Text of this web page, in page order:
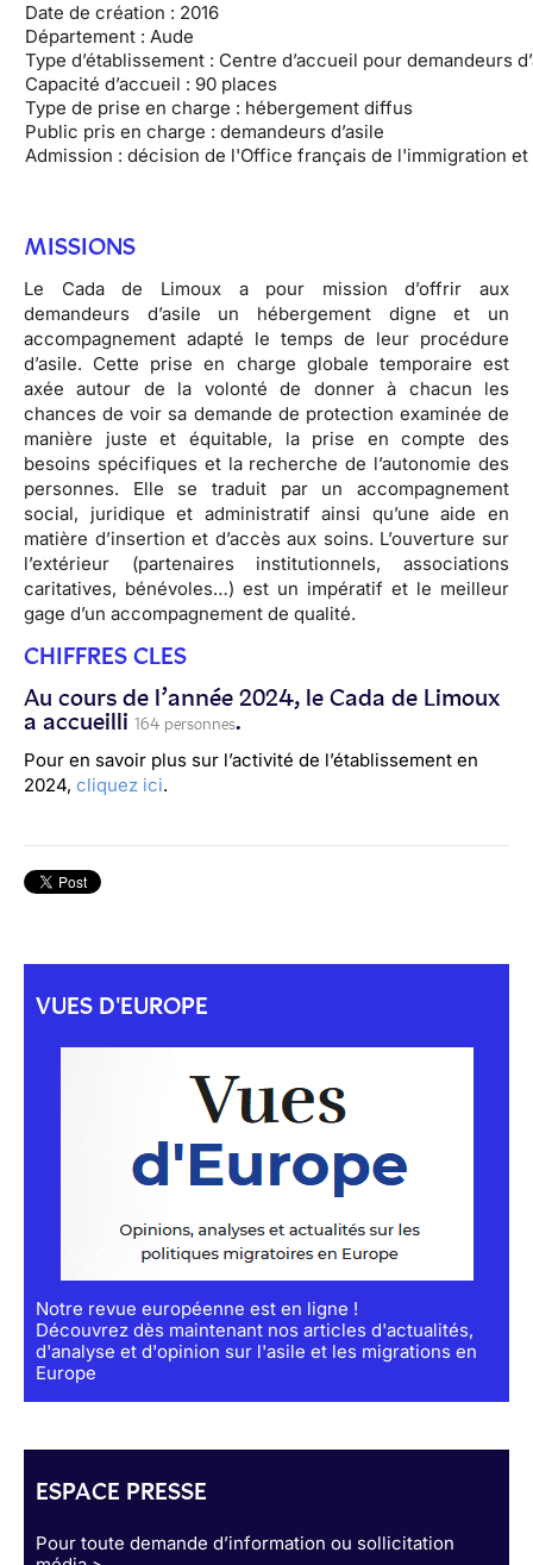
Date de création : 2016
Département : Aude
Type d’établissement : Centre d’accueil pour demandeurs
Capacité d’accueil : 90 places
Type de prise en charge : hébergement diffus
Public pris en charge : demandeurs d’asile
Admission : décision de l'Office français de l'immigration
MISSIONS
Le Cada de Limoux a pour mission d’offrir aux
demandeurs d’asile un hébergement digne et un
accompagnement adapté le temps de leur procédure
d’asile. Cette prise en charge globale temporaire est
axée autour de la volonté de donner à chacun les
chances de voir sa demande de protection examinée de
manière juste et équitable, la prise en compte des
besoins spécifiques et la recherche de l’autonomie des
personnes. Elle se traduit par un accompagnement
social, juridique et administratif ainsi qu’une aide en
matière d’insertion et d’accès aux soins. L’ouverture sur
l’extérieur (partenaires institutionnels, associations
caritatives, bénévoles…) est un impératif et le meilleur
gage d’un accompagnement de qualité.
CHIFFRES CLES
Au cours de l’année 2024, le Cada de Limoux
a accueilli 164 personnes.
Pour en savoir plus sur l’activité de l’établissement en
2024, cliquez ici.
VUES D'EUROPE
Notre revue européenne est en ligne !
Découvrez dès maintenant nos articles d'actualités,
d'analyse et d'opinion sur l'asile et les migrations en
Europe
ESPACE PRESSE
Pour toute demande d’information ou sollicitation